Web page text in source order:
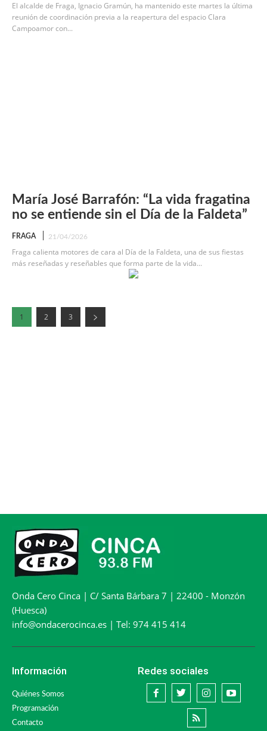
El alcalde de Fraga, Ignacio Gramún, ha mantenido este martes la última
reunión de coordinación previa a la reapertura del espacio Clara
Campoamor con...
María José Barrafón: “La vida fragatina
no se entiende sin el Día de la Faldeta”
FRAGA 21/04/2026
Fraga calienta motores de cara al Día de la Faldeta, una de sus fiestas
más reseñadas y reseñables que forma parte de la vida...
1 2 3
Onda Cero Cinca | C/ Santa Bárbara 7 | 22400 - Monzón
(Huesca)
info@ondacerocinca.es | Tel: 974 415 414
Información
Quiénes Somos
Programación
Contacto
Redes sociales